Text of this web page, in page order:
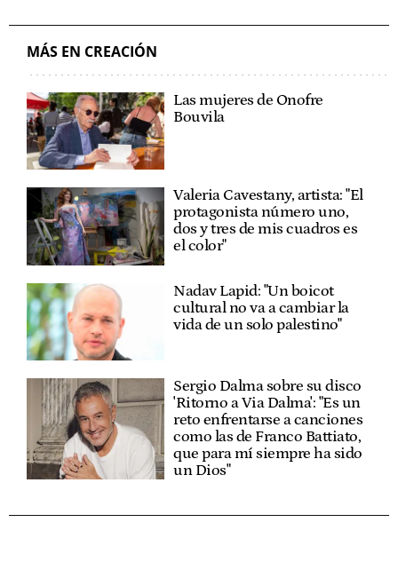
MÁS EN CREACIÓN
Las mujeres de Onofre
Bouvila
Valeria Cavestany, artista: "El
protagonista número uno,
dos y tres de mis cuadros es
el color"
Nadav Lapid: "Un boicot
cultural no va a cambiar la
vida de un solo palestino"
Sergio Dalma sobre su disco
'Ritorno a Via Dalma': "Es un
reto enfrentarse a canciones
como las de Franco Battiato,
que para mí siempre ha sido
un Dios"